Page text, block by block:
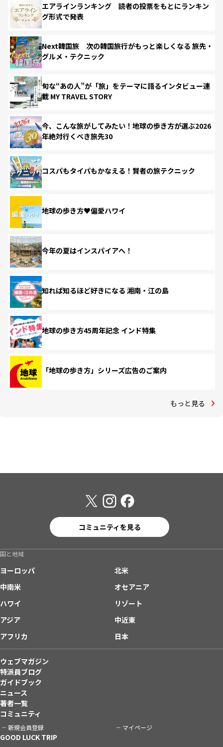
エアラインランキング 読者の投票をもとにランキン
グ形式で発表
Next韓国旅 次の韓国旅行がもっと楽しくなる 旅先・
グルメ・テクニック
旬な“あの人”が「旅」をテーマに語るインタビュー連
載 MY TRAVEL STORY
今、こんな旅がしてみたい！地球の歩き方が選ぶ2026
年絶対行くべき旅先30
コスパもタイパもかなえる！賢者の旅テクニック
地球の歩き方♥偏愛ハワイ
今年の夏はインスパイアへ！
知れば知るほど好きになる 湘南・江の島
地球の歩き方45周年記念 インド特集
「地球の歩き方」シリーズ広告のご案内
もっと見る
コミュニティを見る
国と地域
ヨーロッパ
北米
中南米
オセアニア
ハワイ
リゾート
アジア
中近東
アフリカ
日本
ウェブマガジン
特派員ブログ
ガイドブック
ニュース
著者一覧
コミュニティ
新規会員登録 マイページ
GOOD LUCK TRIP